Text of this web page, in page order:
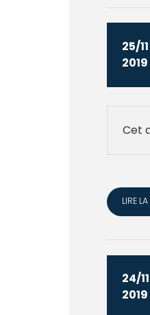
25/11
2019
Cet
LIRE
24/11
2019